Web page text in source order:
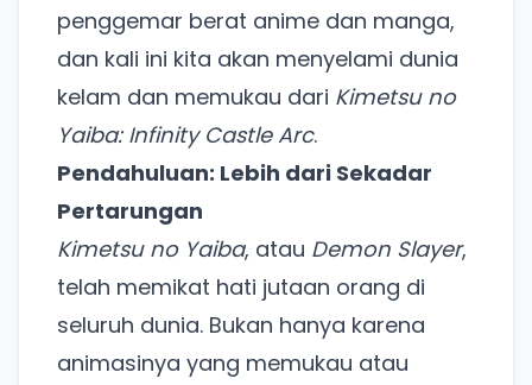
penggemar berat anime dan manga,
dan kali ini kita akan menyelami dunia
kelam dan memukau dari Kimetsu no
Yaiba: Infinity Castle Arc.
Pendahuluan: Lebih dari Sekadar
Pertarungan
Kimetsu no Yaiba, atau Demon Slayer,
telah memikat hati jutaan orang di
seluruh dunia. Bukan hanya karena
animasinya yang memukau atau